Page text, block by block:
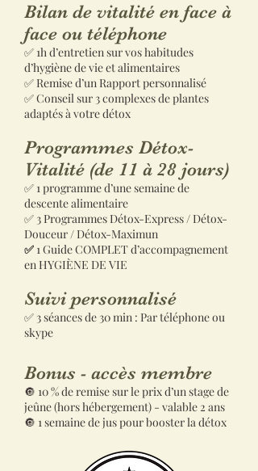
Bilan de vitalité en face à
face ou téléphone
✅ 1h d’entretien sur vos habitudes
d’hygiène de vie et alimentaires
✅ Remise d’un Rapport personnalisé
✅ Conseil sur 3 complexes de plantes
adaptés à votre détox
Programmes Détox-
Vitalité (de 11 à 28 jours)
✅ 1 programme d’une semaine de
descente alimentaire
✅ 3 Programmes Détox-Express / Détox-
Douceur / Détox-Maximun
✅ 1 Guide COMPLET d’accompagnement
en HYGIÈNE DE VIE
Suivi personnalisé
✅ 3 séances de 30 min : Par téléphone ou
skype
Bonus - accès membre
🔘 10 % de remise sur le prix d’un stage de
jeûne (hors hébergement) - valable 2 ans
🔘 1 semaine de jus pour booster la détox